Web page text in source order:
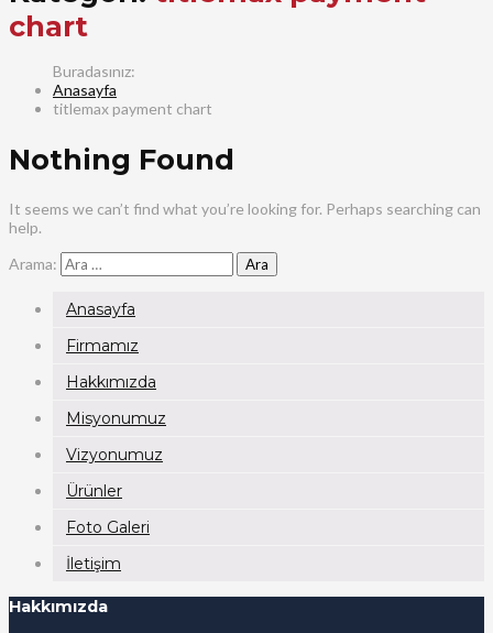
chart
Anasayfa
titlemax payment chart
Nothing Found
It seems we can’t find what you’re looking for. Perhaps searching can
help.
Arama:
Anasayfa
Firmamız
Hakkımızda
Misyonumuz
Vizyonumuz
Ürünler
Foto Galeri
İletişim
Hakkımızda